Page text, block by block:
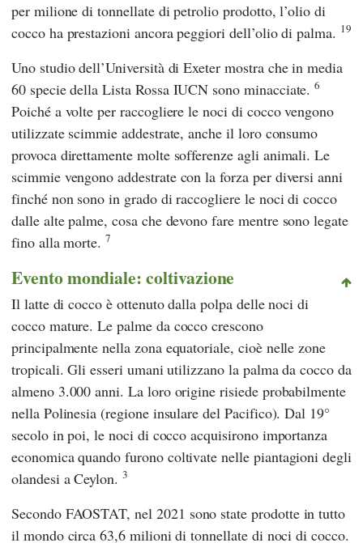
per milione di tonnellate di petrolio prodotto, l’olio di
cocco ha prestazioni ancora peggiori dell’olio di palma. 19
Uno studio dell’Università di Exeter mostra che in media
60 specie della Lista Rossa IUCN sono minacciate.6
Poiché a volte per raccogliere le noci di cocco vengono
utilizzate scimmie addestrate, anche il loro consumo
provoca direttamente molte sofferenze agli animali. Le
scimmie vengono addestrate con la forza per diversi anni
finché non sono in grado di raccogliere le noci di cocco
dalle alte palme, cosa che devono fare mentre sono legate
fino alla morte.7
Evento mondiale: coltivazione
Il latte di cocco è ottenuto dalla polpa delle noci di
cocco mature. Le palme da cocco crescono
principalmente nella zona equatoriale, cioè nelle zone
tropicali. Gli esseri umani utilizzano la palma da cocco da
almeno 3.000 anni. La loro origine risiede probabilmente
nella Polinesia (regione insulare del Pacifico). Dal 19°
secolo in poi, le noci di cocco acquisirono importanza
economica quando furono coltivate nelle piantagioni degli
olandesi a Ceylon. 3
Secondo FAOSTAT, nel 2021 sono state prodotte in tutto
il mondo circa 63,6 milioni di tonnellate di noci di cocco.